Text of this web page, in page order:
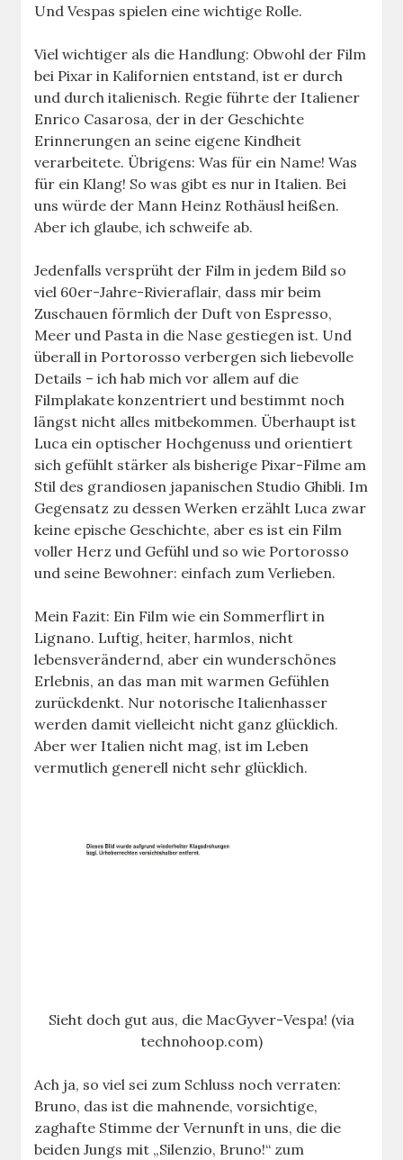
Und Vespas spielen eine wichtige Rolle.
Viel wichtiger als die Handlung: Obwohl der Film
bei Pixar in Kalifornien entstand, ist er durch
und durch italienisch. Regie führte der Italiener
Enrico Casarosa, der in der Geschichte
Erinnerungen an seine eigene Kindheit
verarbeitete. Übrigens: Was für ein Name! Was
für ein Klang! So was gibt es nur in Italien. Bei
uns würde der Mann Heinz Rothäusl heißen.
Aber ich glaube, ich schweife ab.
Jedenfalls versprüht der Film in jedem Bild so
viel 60er-Jahre-Rivieraflair, dass mir beim
Zuschauen förmlich der Duft von Espresso,
Meer und Pasta in die Nase gestiegen ist. Und
überall in Portorosso verbergen sich liebevolle
Details – ich hab mich vor allem auf die
Filmplakate konzentriert und bestimmt noch
längst nicht alles mitbekommen. Überhaupt ist
Luca ein optischer Hochgenuss und orientiert
sich gefühlt stärker als bisherige Pixar-Filme am
Stil des grandiosen japanischen Studio Ghibli. Im
Gegensatz zu dessen Werken erzählt Luca zwar
keine epische Geschichte, aber es ist ein Film
voller Herz und Gefühl und so wie Portorosso
und seine Bewohner: einfach zum Verlieben.
Mein Fazit: Ein Film wie ein Sommerflirt in
Lignano. Luftig, heiter, harmlos, nicht
lebensverändernd, aber ein wunderschönes
Erlebnis, an das man mit warmen Gefühlen
zurückdenkt. Nur notorische Italienhasser
werden damit vielleicht nicht ganz glücklich.
Aber wer Italien nicht mag, ist im Leben
vermutlich generell nicht sehr glücklich.
Sieht doch gut aus, die MacGyver-Vespa! (via
technohoop.com)
Ach ja, so viel sei zum Schluss noch verraten:
Bruno, das ist die mahnende, vorsichtige,
zaghafte Stimme der Vernunft in uns, die die
beiden Jungs mit „Silenzio, Bruno!“ zum